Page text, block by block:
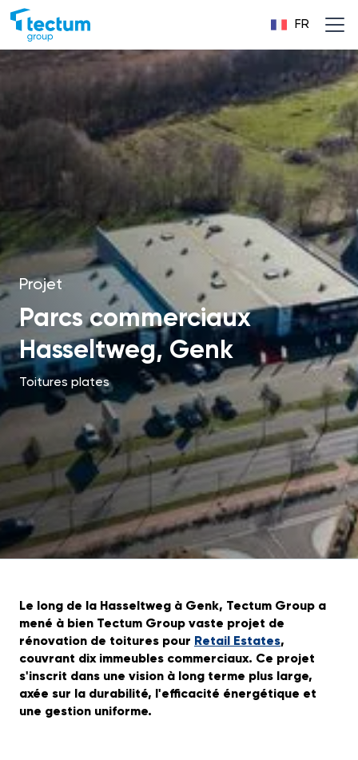
FR
Projet
Parcs commerciaux
Hasseltweg, Genk
Toitures plates
Le long de la Hasseltweg à Genk, Tectum Group a
mené à bien Tectum Group vaste projet de
rénovation de toitures pour Retail Estates,
couvrant dix immeubles commerciaux. Ce projet
s'inscrit dans une vision à long terme plus large,
axée sur la durabilité, l'efficacité énergétique et
une gestion uniforme.